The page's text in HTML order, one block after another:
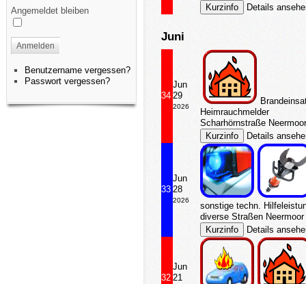
Angemeldet bleiben
Anmelden
Benutzername vergessen?
Passwort vergessen?
Details
Juni
34
Jun
29
2026
Heimrauchmelder
Scharhörnstraße
Details
33
Jun
28
2026
sonstige techn.
diverse Straßen Neermoor
Details
32
Jun
21